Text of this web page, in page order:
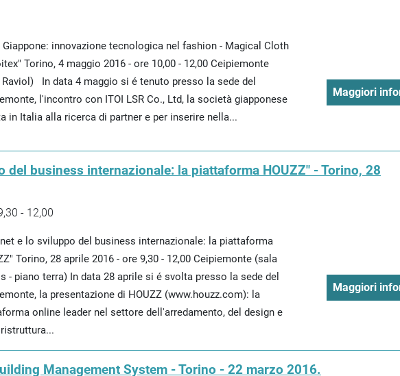
Giappone: innovazione tecnologica nel fashion - Magical Cloth
Torino, 4 maggio 2016 - ore 10,00 - 12,00 Ceipiemonte
Raviol) In data 4 maggio si é tenuto presso la sede del
l'incontro con ITOI LSR Co., Ltd, la società giapponese
in Italia alla ricerca di partner e per inserire nella...
Maggiori
del business internazionale: la piattaforma HOUZZ" - Torino, 28
- 12,00
e lo sviluppo del business internazionale: la piattaforma
Torino, 28 aprile 2016 - ore 9,30 - 12,00 Ceipiemonte (sala
- piano terra) In data 28 aprile si é svolta presso la sede del
la presentazione di HOUZZ (www.houzz.com): la
online leader nel settore dell'arredamento, del design e
Maggiori
Management System - Torino - 22 marzo 2016.